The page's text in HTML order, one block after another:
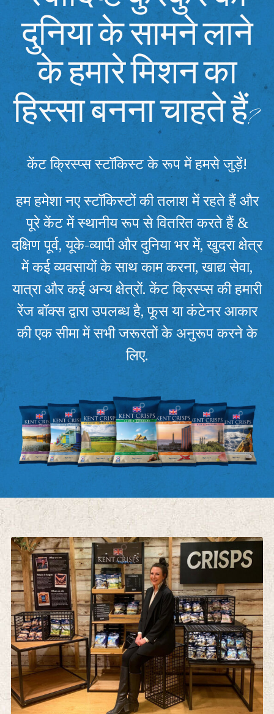
दुनिया के सामने लाने
के हमारे मिशन का
हिस्सा बनना चाहते हैं?
केंट क्रिस्प्स स्टॉकिस्ट के रूप में हमसे जुड़ें!
हम हमेशा नए स्टॉकिस्टों की तलाश में रहते हैं और
पूरे केंट में स्थानीय रूप से वितरित करते हैं &
दक्षिण पूर्व, यूके-व्यापी और दुनिया भर में, खुदरा क्षेत्र
में कई व्यवसायों के साथ काम करना, खाद्य सेवा,
यात्रा और कई अन्य क्षेत्रों. केंट क्रिस्प्स की हमारी
रेंज बॉक्स द्वारा उपलब्ध है, फूस या कंटेनर आकार
की एक सीमा में सभी जरूरतों के अनुरूप करने के
लिए.
व्यापार